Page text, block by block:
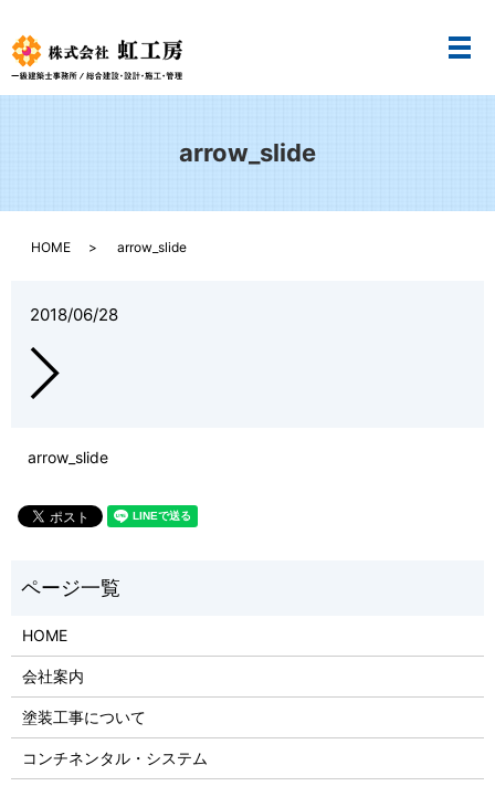
メ
arrow_slide
HOME arrow_slide
2018/06/28
arrow_slide
HOME
会社案内
塗装工事について
コンチネンタル・システム